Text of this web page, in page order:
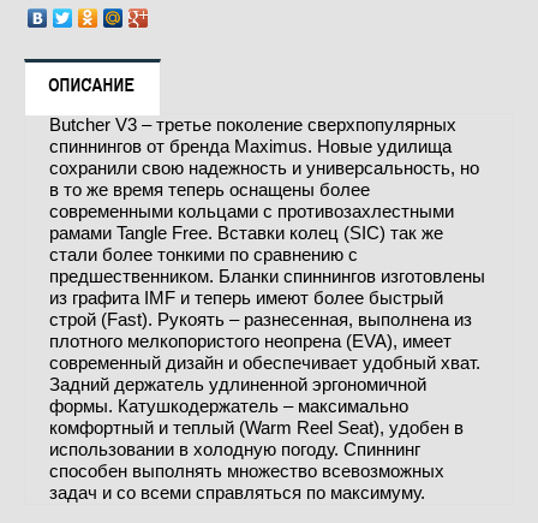
ОПИСАНИЕ
Butcher V3 – третье поколение сверхпопулярных
спиннингов от бренда Maximus. Новые удилища
сохранили свою надежность и универсальность, но
в то же время теперь оснащены более
современными кольцами с противозахлестными
рамами Tangle Free. Вставки колец (SIC) так же
стали более тонкими по сравнению с
предшественником. Бланки спиннингов изготовлены
из графита IMF и теперь имеют более быстрый
строй (Fast). Рукоять – разнесенная, выполнена из
плотного мелкопористого неопрена (EVA), имеет
современный дизайн и обеспечивает удобный хват.
Задний держатель удлиненной эргономичной
формы. Катушкодержатель – максимально
комфортный и теплый (Warm Reel Seat), удобен в
использовании в холодную погоду. Спиннинг
способен выполнять множество всевозможных
задач и со всеми справляться по максимуму.